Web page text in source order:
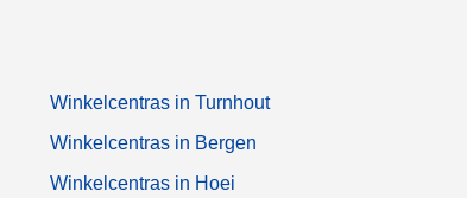
Winkelcentras in Turnhout
Winkelcentras in Bergen
Winkelcentras in Hoei